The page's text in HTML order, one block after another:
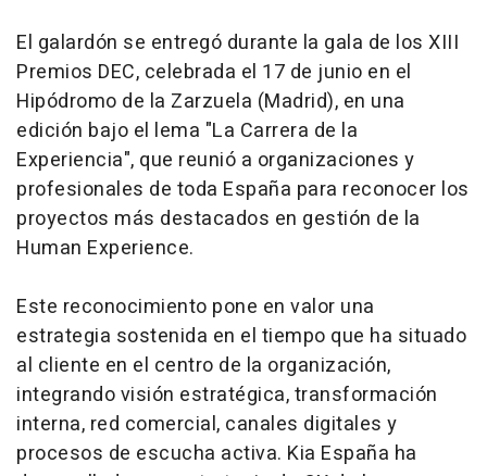
El galardón se entregó durante la gala de los XIII
Premios DEC, celebrada el 17 de junio en el
Hipódromo de la Zarzuela (Madrid), en una
edición bajo el lema "La Carrera de la
Experiencia", que reunió a organizaciones y
profesionales de toda España para reconocer los
proyectos más destacados en gestión de la
Human Experience.
Este reconocimiento pone en valor una
estrategia sostenida en el tiempo que ha situado
al cliente en el centro de la organización,
integrando visión estratégica, transformación
interna, red comercial, canales digitales y
procesos de escucha activa. Kia España ha